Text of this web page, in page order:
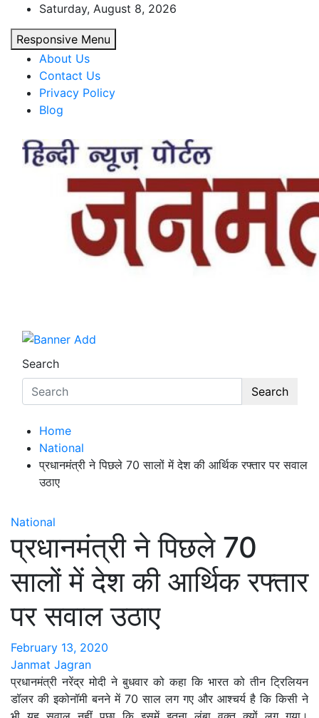
content
Saturday, August 8, 2026
Responsive Menu
About Us
Contact Us
Privacy Policy
Blog
Search
Search
Home
National
प्रधानमंत्री ने पिछले 70 सालों में देश की आर्थिक रफ्तार पर सवाल
उठाए
National
प्रधानमंत्री ने पिछले 70
सालों में देश की आर्थिक रफ्तार
पर सवाल उठाए
February 13, 2020
Janmat Jagran
प्रधानमंत्री नरेंद्र मोदी ने बुधवार को कहा कि भारत को तीन ट्रिलियन
डॉलर की इकोनॉमी बनने में 70 साल लग गए और आश्चर्य है कि किसी ने